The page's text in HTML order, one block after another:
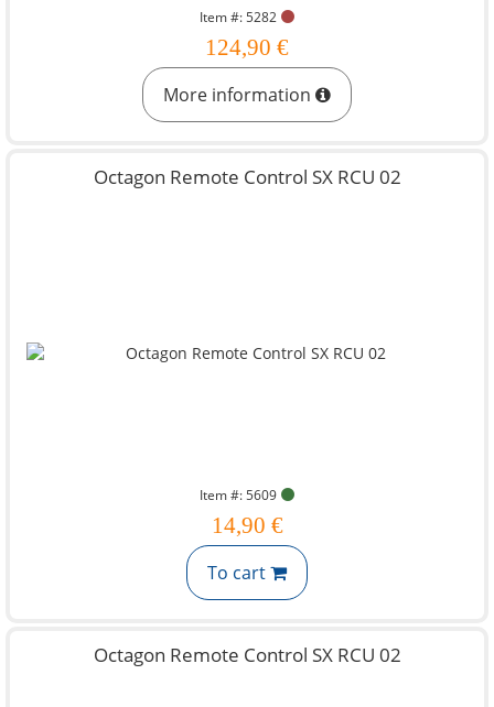
Item #: 5282
124,90 €
More information
Octagon Remote Control SX RCU 02
Item #: 5609
14,90 €
To cart
Octagon Remote Control SX RCU 02